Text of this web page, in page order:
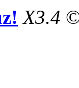
X3.4